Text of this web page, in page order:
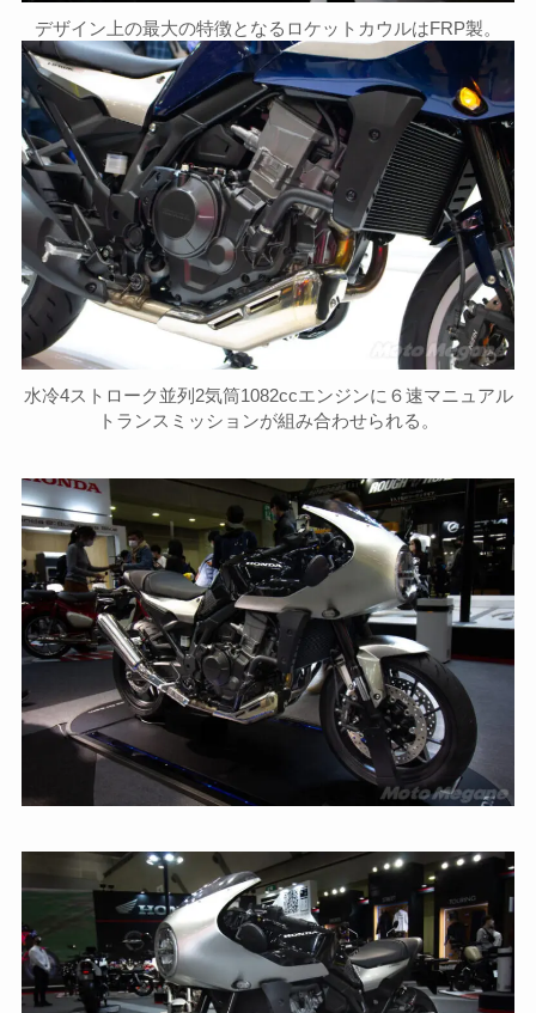
デザイン上の最大の特徴となるロケットカウルはFRP製。
水冷4ストローク並列2気筒1082ccエンジンに６速マニュアル
トランスミッションが組み合わせられる。